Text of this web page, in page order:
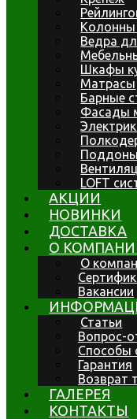
Ведра
Шкафы
Матрасы
Барные
Фасады
LOFT
АКЦИИ
НОВИНКИ
ДОСТАВКА
О
О
Вакансии
Статьи
Вопрос-
Способы
Гарантия
Возврат
ГАЛЕРЕЯ
КОНТАКТЫ